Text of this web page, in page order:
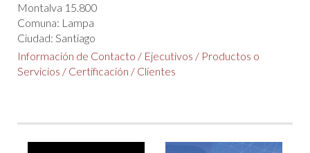
Montalva 15.800
Comuna: Lampa
Ciudad: Santiago
Información de Contacto / Ejecutivos / Productos o
Servicios / Certificación / Clientes